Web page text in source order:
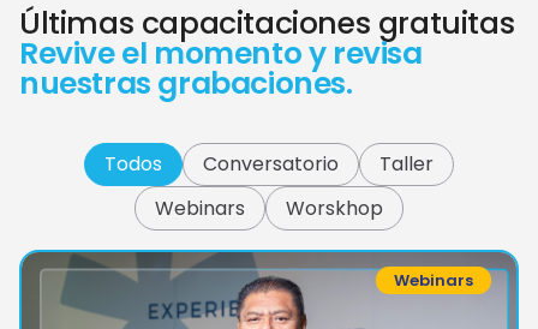
Últimas capacitaciones gratuitas
Revive el momento y revisa
nuestras grabaciones.
Conversatorio
Taller
Webinars
Worskhop
Todos
Webinars